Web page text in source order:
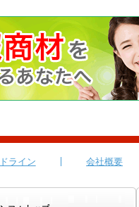
ライン 会社概要